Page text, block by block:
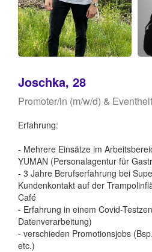
Joschka, 28
Promoter/in (m/w/d) &
Erfahrung:
- Mehrere Einsätze im
YUMAN (Personalagentur für
- 3 Jahre Berufserfahrung bei
Kundenkontakt auf der
Café
- Erfahrung in einem Covid-
Datenverarbeitung)
- verschieden Promotionsjobs
etc.)